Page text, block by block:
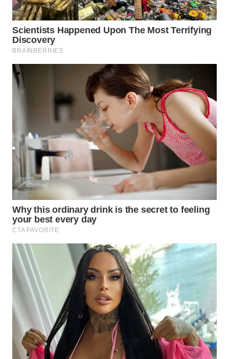
TAPANULI
TENGAH
WN DELI
SERDANG
TEBING
WN
PAKPAK
WN
KARAWANG
WN
BEKASI
WN
BOGOR
WN
DEPOK
WN
TAPANULI
UTARA